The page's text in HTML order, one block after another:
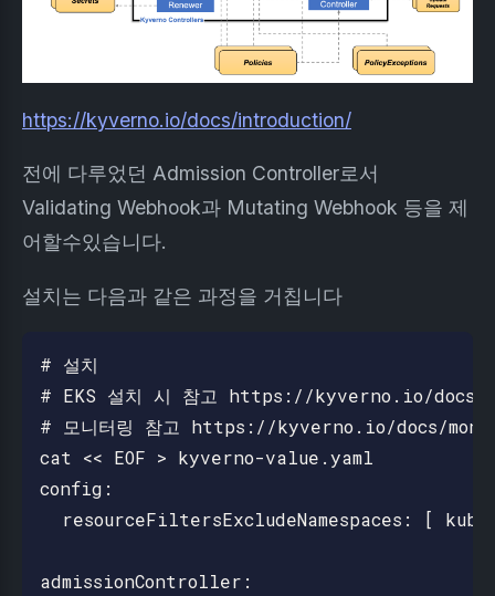
https://kyverno.io/docs/introduction/
전에 다루었던 Admission Controller로서
Validating Webhook과 Mutating Webhook 등을 제
어할수있습니다.
설치는 다음과 같은 과정을 거칩니다
# 설치
# EKS 설치 시 참고 https://kyverno.io/
# 모니터링 참고 https://kyverno.io/docs/
cat << EOF > kyverno-value.yaml
config:
resourceFiltersExcludeNamespaces: [
admissionController: